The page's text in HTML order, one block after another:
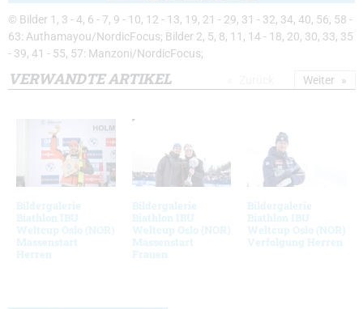
© Bilder 1, 3 - 4, 6 - 7, 9 - 10, 12 - 13, 19, 21 - 29, 31 - 32, 34, 40, 56, 58 -
63: Authamayou/NordicFocus; Bilder 2, 5, 8, 11, 14 - 18, 20, 30, 33, 35
- 39, 41 - 55, 57: Manzoni/NordicFocus;
VERWANDTE ARTIKEL
Bildergalerie
Biathlon IBU
Weltcup Oslo (NOR)
Massenstart
Herren
Bildergalerie
Biathlon IBU
Weltcup Oslo (NOR)
Massenstart
Frauen
Bildergalerie
Biathlon IBU
Weltcup Oslo (NOR)
Verfolgung Herren
Weiter